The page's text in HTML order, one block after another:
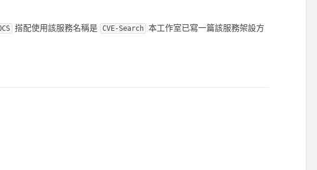
搭配使用該服務名稱是 CVE-Search 本工作室已寫一篇該服務架設方